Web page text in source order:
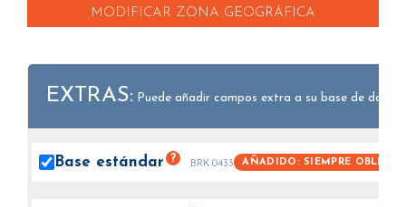
MODIFICAR ZONA GEOGRÁFICA
EXTRAS: Puede añadir campos extra a su base de datos.
Base estándar ? BRK0433 AÑADIDO: SIEMPRE